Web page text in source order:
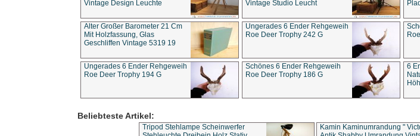
Vintage Design Leuchte
Vintage Studio Leucht
Alter Großer Barometer 21 Cm
Mit Holzfassung, Glas
Geschliffen Vintage 5319 19
Ungerades 6 Ender Rehgeweih
Roe Deer Trophy 242 G
Ungerades 6 Ender Rehgeweih
Roe Deer Trophy 194 G
Schönes 6 Ender Rehgeweih
Roe Deer Trophy 186 G
6
Beliebteste Artikel:
Tripod Stehlampe Scheinwerfer
Kamin Kaminumrandung "